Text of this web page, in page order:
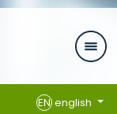
EN english